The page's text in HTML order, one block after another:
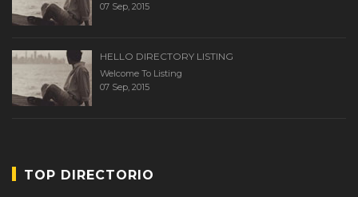
07 Sep, 2015
HELLO DIRECTORY LISTING
Welcome To Listing
07 Sep, 2015
TOP DIRECTORIO